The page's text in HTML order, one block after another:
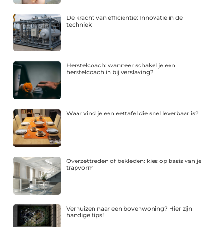
De kracht van efficiëntie: Innovatie in de
techniek
Herstelcoach: wanneer schakel je een
herstelcoach in bij verslaving?
Waar vind je een eettafel die snel leverbaar is?
Overzettreden of bekleden: kies op basis van je
trapvorm
Verhuizen naar een bovenwoning? Hier zijn
handige tips!